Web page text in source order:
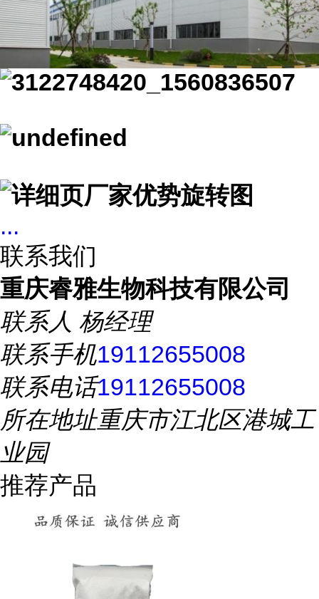
...
联系我们
重庆睿雅生物科技有限公司
联系人 杨经理
联系手机19112655008
联系电话19112655008
所在地址重庆市江北区港城工
业园
推荐产品